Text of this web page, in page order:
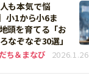
人も本気で悩
小1から小6ま
頭を育てる「お
なぞなぞ30選」
ち＆まなび 2026.1.26